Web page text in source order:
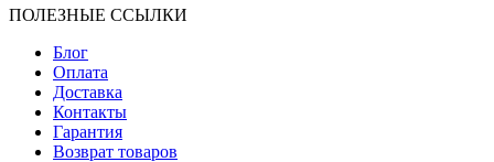
ПОЛЕЗНЫЕ ССЫЛКИ
Блог
Оплата
Доставка
Контакты
Гарантия
Возврат товаров